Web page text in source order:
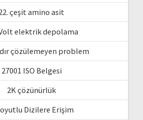
çeşit amino asit
elektrik depolama
çözülemeyen problem
27001 ISO Belgesi
2K çözünürlük
Dizilere Erişim